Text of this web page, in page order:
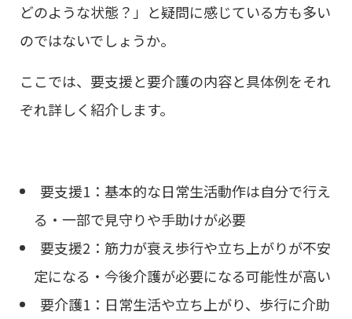
どのような状態？」と疑問に感じている方も多い
のではないでしょうか。
ここでは、要支援と要介護の内容と具体例をそれ
ぞれ詳しく紹介します。
要支援1：基本的な日常生活動作は自分で行え
る・一部で見守りや手助けが必要
要支援2：筋力が衰え歩行や立ち上がりが不安
定になる・今後介護が必要になる可能性が高い
要介護1：日常生活や立ち上がり、歩行に介助